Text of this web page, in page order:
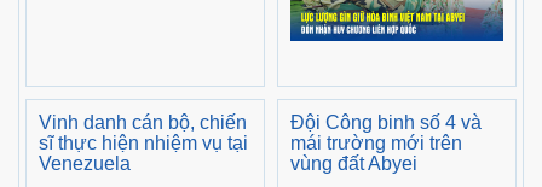
Vinh danh cán bộ, chiến
sĩ thực hiện nhiệm vụ tại
Venezuela
Đội Công binh số 4 và
mái trường mới trên
vùng đất Abyei